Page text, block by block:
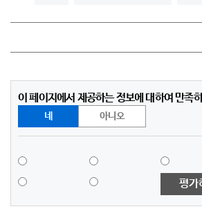
이 페이지에서 제공하는 정보에 대하여 만족
네 아니오
평가